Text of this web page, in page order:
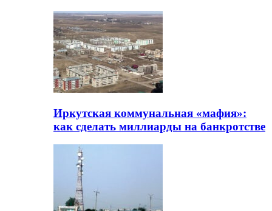
Иркутская коммунальная «мафия»:
как сделать миллиарды на банкротстве